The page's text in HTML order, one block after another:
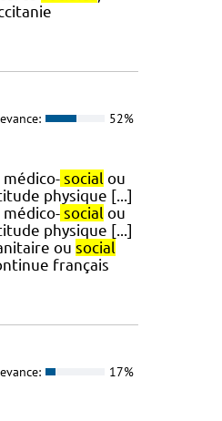
52%
social ou
physique [...]
social ou
physique [...]
ou social
français
17%